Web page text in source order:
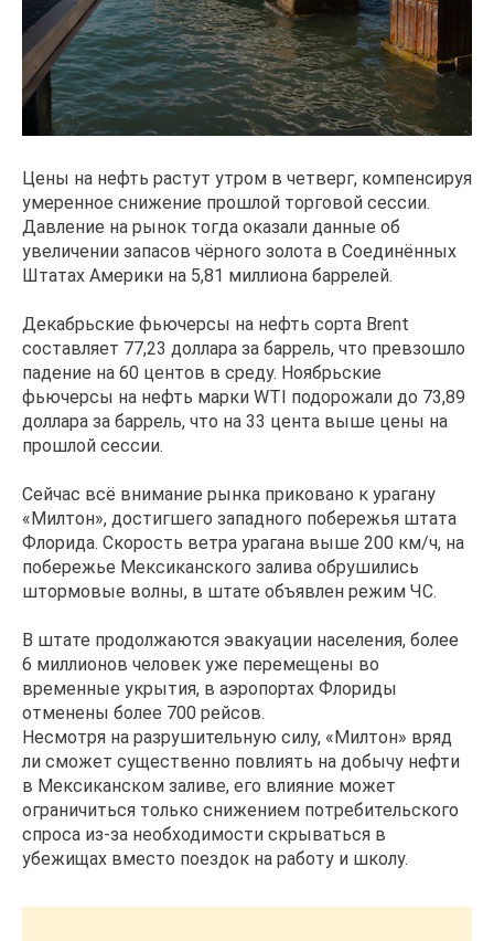
Цены на нефть растут утром в четверг, компенсируя
умеренное снижение прошлой торговой сессии.
Давление на рынок тогда оказали данные об
увеличении запасов чёрного золота в Соединённых
Штатах Америки на 5,81 миллиона баррелей.
Декабрьские фьючерсы на нефть сорта Brent
составляет 77,23 доллара за баррель, что превзошло
падение на 60 центов в среду. Ноябрьские
фьючерсы на нефть марки WTI подорожали до 73,89
доллара за баррель, что на 33 цента выше цены на
прошлой сессии.
Сейчас всё внимание рынка приковано к урагану
«Милтон», достигшего западного побережья штата
Флорида. Скорость ветра урагана выше 200 км/ч, на
побережье Мексиканского залива обрушились
штормовые волны, в штате объявлен режим ЧС.
В штате продолжаются эвакуации населения, более
6 миллионов человек уже перемещены во
временные укрытия, в аэропортах Флориды
отменены более 700 рейсов.
Несмотря на разрушительную силу, «Милтон» вряд
ли сможет существенно повлиять на добычу нефти
в Мексиканском заливе, его влияние может
ограничиться только снижением потребительского
спроса из-за необходимости скрываться в
убежищах вместо поездок на работу и школу.